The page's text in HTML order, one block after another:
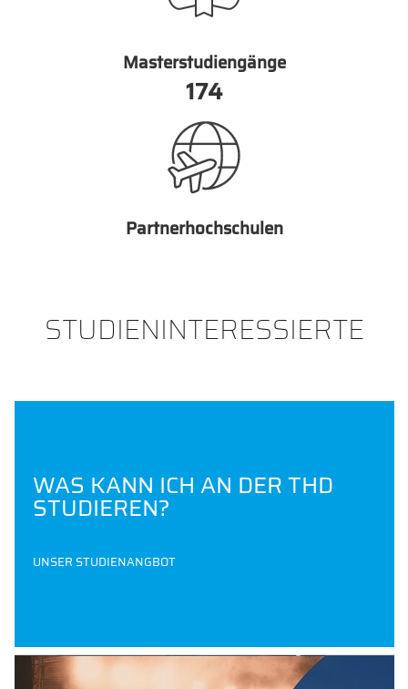
Masterstudiengänge
199
Partnerhochschulen
STUDIENINTERESSIERTE
WAS KANN ICH AN DER THD
STUDIEREN?
UNSER STUDIENANGBOT